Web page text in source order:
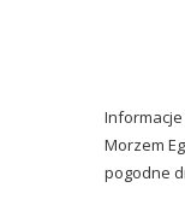
Morzem
pogodne